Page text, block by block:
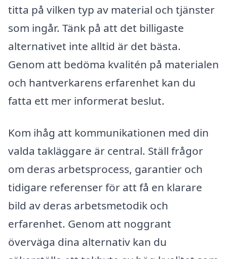
titta på vilken typ av material och tjänster
som ingår. Tänk på att det billigaste
alternativet inte alltid är det bästa.
Genom att bedöma kvalitén på materialen
och hantverkarens erfarenhet kan du
fatta ett mer informerat beslut.
Kom ihåg att kommunikationen med din
valda takläggare är central. Ställ frågor
om deras arbetsprocess, garantier och
tidigare referenser för att få en klarare
bild av deras arbetsmetodik och
erfarenhet. Genom att noggrant
överväga dina alternativ kan du